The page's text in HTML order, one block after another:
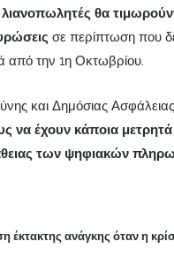
θα
σε περίπτωση που
από την 1η Οκτωβρίου.
και Δημόσιας
να έχουν κάποια μετρητά
των ψηφιακών
έκτακτης ανάγκης όταν η